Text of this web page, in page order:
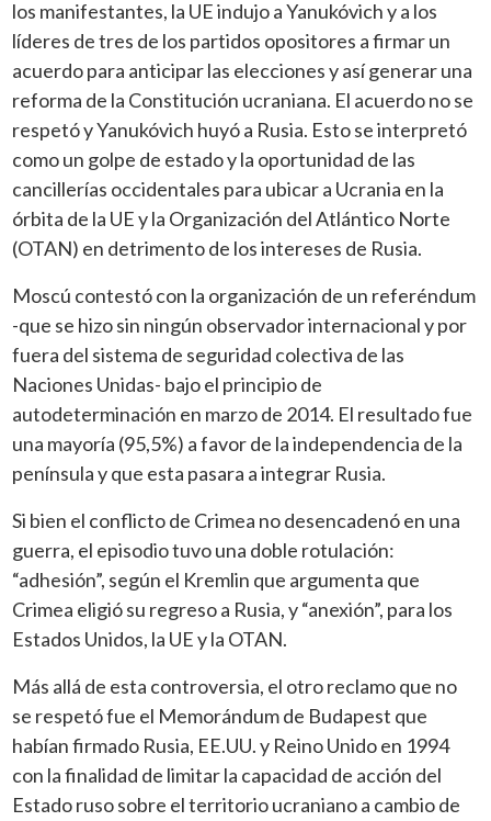
los manifestantes, la UE indujo a Yanukóvich y a los
líderes de tres de los partidos opositores a firmar un
acuerdo para anticipar las elecciones y así generar una
reforma de la Constitución ucraniana. El acuerdo no se
respetó y Yanukóvich huyó a Rusia. Esto se interpretó
como un golpe de estado y la oportunidad de las
cancillerías occidentales para ubicar a Ucrania en la
órbita de la UE y la Organización del Atlántico Norte
(OTAN) en detrimento de los intereses de Rusia.
Moscú contestó con la organización de un referéndum
-que se hizo sin ningún observador internacional y por
fuera del sistema de seguridad colectiva de las
Naciones Unidas- bajo el principio de
autodeterminación en marzo de 2014. El resultado fue
una mayoría (95,5%) a favor de la independencia de la
península y que esta pasara a integrar Rusia.
Si bien el conflicto de Crimea no desencadenó en una
guerra, el episodio tuvo una doble rotulación:
“adhesión”, según el Kremlin que argumenta que
Crimea eligió su regreso a Rusia, y “anexión”, para los
Estados Unidos, la UE y la OTAN.
Más allá de esta controversia, el otro reclamo que no
se respetó fue el Memorándum de Budapest que
habían firmado Rusia, EE.UU. y Reino Unido en 1994
con la finalidad de limitar la capacidad de acción del
Estado ruso sobre el territorio ucraniano a cambio de